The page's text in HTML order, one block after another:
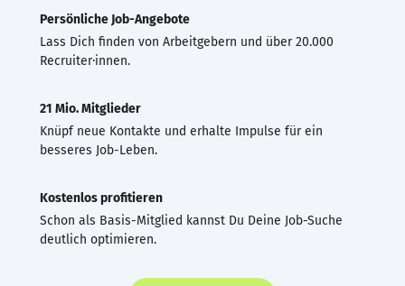
Persönliche Job-Angebote
Lass Dich finden von Arbeitgebern und über 20.000
Recruiter·innen.
21 Mio. Mitglieder
Knüpf neue Kontakte und erhalte Impulse für ein
besseres Job-Leben.
Kostenlos profitieren
Schon als Basis-Mitglied kannst Du Deine Job-Suche
deutlich optimieren.